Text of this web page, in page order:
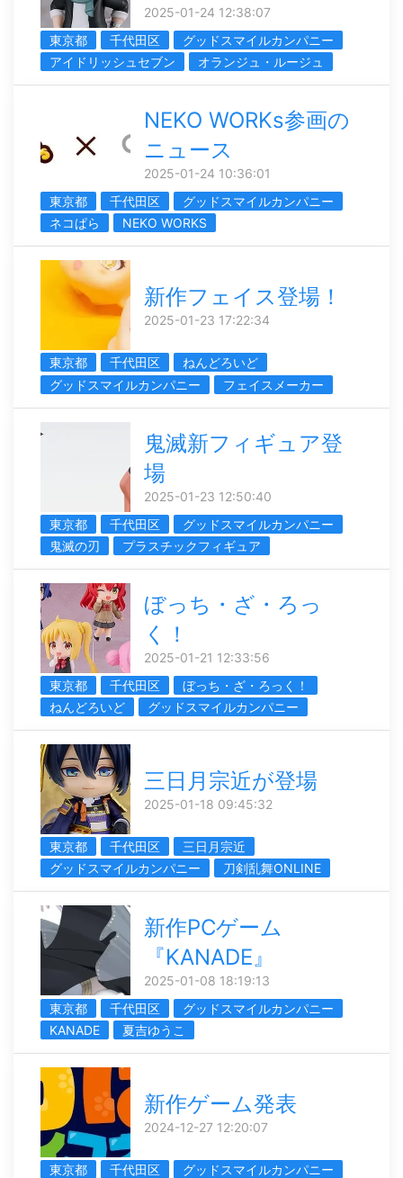
2025-01-24 12:38:07
東京都
千代田区
グッドスマイルカンパニー
アイドリッシュセブン
オランジュ・ルージュ
NEKO WORKs参画の
ニュース
2025-01-24 10:36:01
東京都
千代田区
グッドスマイルカンパニー
ネコぱら
NEKO WORKS
新作フェイス登場！
2025-01-23 17:22:34
東京都 千代田区
ねんどろいど
グッドスマイルカンパニー
フェイスメーカー
鬼滅新フィギュア登
場
2025-01-23 12:50:40
東京都
千代田区
グッドスマイルカンパニー
鬼滅の刃
プラスチックフィギュア
ぼっち・ざ・ろっ
く！
2025-01-21 12:33:56
東京都
千代田区
ぼっち・ざ・ろっく！
ねんどろいど
グッドスマイルカンパニー
三日月宗近が登場
2025-01-18 09:45:32
東京都 千代田区
三日月宗近
グッドスマイルカンパニー
刀剣乱舞ONLINE
新作PCゲーム
『KANADE』
2025-01-08 18:19:13
東京都
千代田区
グッドスマイルカンパニー
KANADE
夏吉ゆうこ
新作ゲーム発表
2024-12-27 12:20:07
東京都 千代田区
グッドスマイルカンパニー